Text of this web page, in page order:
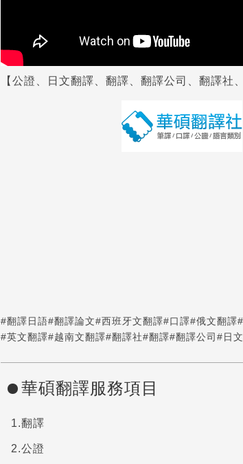
【 公證、日文翻譯、翻譯、翻譯公司、翻譯社
#翻譯日語#翻譯論文#西班牙文翻譯#口譯#俄文翻譯
#英文翻譯#越南文翻譯#翻譯社#翻譯#翻譯公司 #日
華碩翻譯服務項目
翻譯
公證